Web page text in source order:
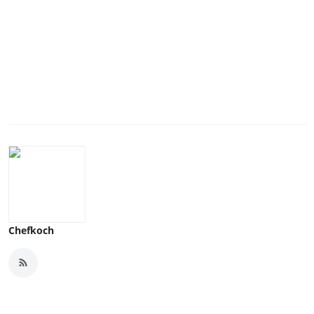
Chefkoch